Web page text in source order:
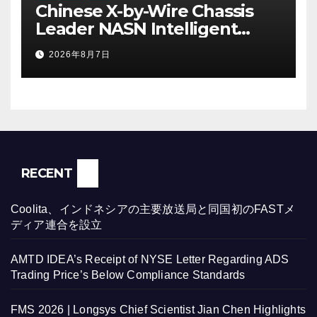
Chinese X-by-Wire Chassis
Leader NASN Intelligent
Tech Lists on Hong Kong
Stock Exchange
2026年8月7日
RECENT
Coolita、インドネシアの主要放送局と同国初のFASTメ
ディア連合を設立
AMTD IDEA’s Receipt of NYSE Letter Regarding ADS
Trading Price’s Below Compliance Standards
FMS 2026 | Longsys Chief Scientist Jian Chen Highlights